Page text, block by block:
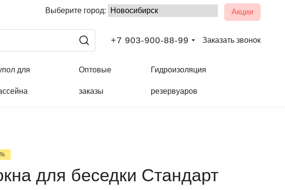
Выберите город: Акции
+7 903-900-88-99 Заказать звонок
для Оптовые
заказы
Гидроизоляция
резервуаров
для беседки Стандарт